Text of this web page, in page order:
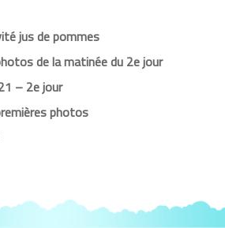
jus de pommes
de la matinée du 2e jour
– 2e jour
photos